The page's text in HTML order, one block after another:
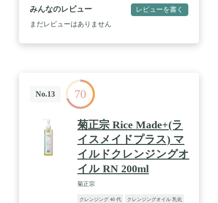
ジメチコン、 (アクリレーツ/アクリル酸アルキル
(C10-30) ) クロスポリマー、トコフェロール、水酸
化K、フェノキシエタノール、メチルパラベン、オ
みんなのレビュー レビューを書く
まだレビューはありません
No.13 70
菊正宗 Rice Made+(ラ
イスメイドプラス) マ
イルドクレンジングオ
イル RN 200ml
菊正宗
クレンジング 40 代 クレンジングオイル 乳化